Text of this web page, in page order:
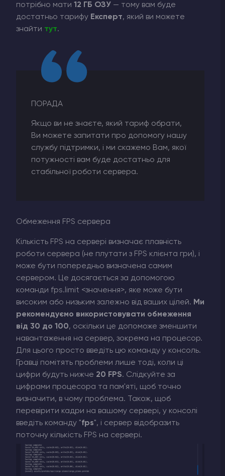
потрібно мати 12 ГБ ОЗУ — тому вам буде
достатньо тарифу Експерт, який ви можете
знайти тут.
ПОРАДА
Якщо ви не знаєте, який тариф обрати,
Ви можете запитати про допомогу нашу
службу підтримки, і ми скажемо Вам, якої
потужності вам буде достатньо для
стабільної роботи сервера.
Обмеження FPS сервера
Кількість FPS на сервері визначає плавність
роботи сервера (не плутати з FPS клієнта гри), і
може бути попередньо визначена самим
сервером. Це досягається за допомогою
команди fps.limit <значення>, яке може бути
високим або низьким залежно від ваших цілей. Ми
рекомендуємо використовувати обмеження
від 30 до 100, оскільки це допоможе зменшити
навантаження на сервер, зокрема на процесор.
Для цього просто введіть цю команду у консоль.
Гравці помітять проблеми лише тоді, коли ці
цифри будуть нижче 20 FPS. Слідкуйте за
цифрами процесора та пам'яті, щоб точно
визначити, в чому проблема. Також, щоб
перевірити кадри на вашому сервері, у консолі
введіть команду "fps", і сервер відобразить
поточну кількість FPS на сервері.